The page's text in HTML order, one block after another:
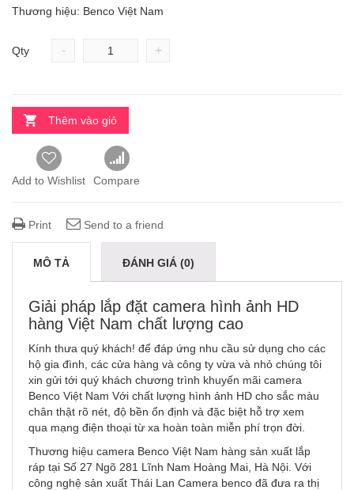
Thương hiệu: Benco Việt Nam
Qty - +
Thêm vào giỏ
Add to Wishlist Compare
Print Send to a friend
MÔ TẢ ĐÁNH GIÁ (0)
Giải pháp lắp đặt camera hình ảnh HD
hàng Việt Nam chất lượng cao
Kính thưa quý khách! để đáp ứng nhu cầu sử dụng cho các
hộ gia đình, các cửa hàng và công ty vừa và nhỏ chúng tôi
xin gửi tới quý khách chương trình khuyến mãi camera
Benco Việt Nam Với chất lượng hình ảnh HD cho sắc màu
chân thật rõ nét, độ bền ổn định và đặc biệt hỗ trợ xem
qua mạng điện thoại từ xa hoàn toàn miễn phí trọn đời.
Thương hiệu camera Benco Việt Nam hàng sản xuất lắp
ráp tại Số 27 Ngõ 281 Lĩnh Nam Hoàng Mai, Hà Nội. Với
công nghệ sản xuất Thái Lan Camera benco đã đưa ra thị